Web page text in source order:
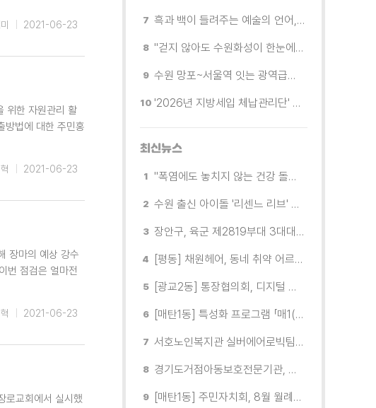
2021-06-23
위한 자원관리 활
방법에 대한 주민홍
2021-06-23
장마의 예상 강수
번 점검은 얼마전
2021-06-23
로교회에서 실시했
흑과 백이 들려주는 예술의 언어, 수원시립미술관 소장품전《블랑 블랙 파노라마》
"걷지 않아도 수원화성이 한눈에"…무장애 관광버스 '수원행차' 타보니
수원 망포~서울역 잇는 광역급행버스 M5165번, 8월 3일 개통
'2026년 지방세입 체납관리단' 출범... 체납자 실태조사 본격 추진
최신뉴스
"폭염에도 놓치지 않는 건강 돌봄" 팔달구보건소 취약계층 안부 살핀다
수원 출신 아이돌 '리센느 리브' 추천! 직접 따라가 본 수원 필수 코스
장안구, 육군 제2819부대 3대대로부터 감사장 받아
[평동] 채원헤어, 동네 취약 어르신을 위한 이미용서비스 무료 지원
[광교2동] 통장협의회, 디지털 교육 실시
[매탄1동] 특성화 프로그램 「매1(일) 친환경 문화학교」 개강
서호노인복지관 실버에어로빅팀, 제2회 협회장배 수원시에어로빅힙합대회 시니어부 단체전'1위'쾌거
경기도거점아동보호전문기관, 학대피해아동가정 회복 및 재학대 예방 나선다
[매탄1동] 주민자치회, 8월 월례회의 개최